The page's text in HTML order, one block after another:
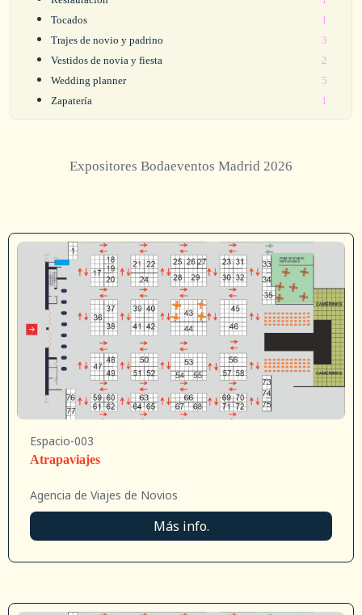
Tocados
1
Trajes de novio y padrino
3
Vestidos de novia y fiesta
2
Wedding planner
5
Zapatería
1
Expositores Bodaeventos Madrid 2026
Espacio-003
Atrapaviajes
Agencia de Viajes de Novios
Más info.